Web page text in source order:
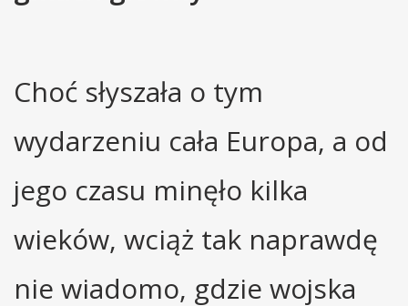
Choć słyszała o tym
wydarzeniu cała Europa, a od
jego czasu minęło kilka
wieków, wciąż tak naprawdę
nie wiadomo, gdzie wojska